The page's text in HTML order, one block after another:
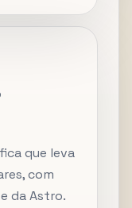
que leva
com
da Astro.